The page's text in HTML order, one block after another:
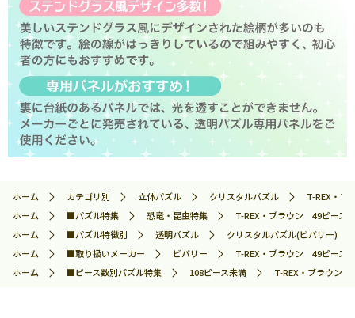
ホーム カテゴリ別 立体パズル クリスタルパズル
T-REX・
ホーム
■パズル特集 恐竜・昆虫特集
T-REX・ブラウン 49ピー
ホーム
■パズル特徴別 透明パズル
クリスタルパズル(ビバリー)
ホーム
■取り扱いメーカー ビバリー
T-REX・ブラウン 49ピー
ホーム
■ピース数別パズル特集 108ピース未満 T-REX・ブラウン